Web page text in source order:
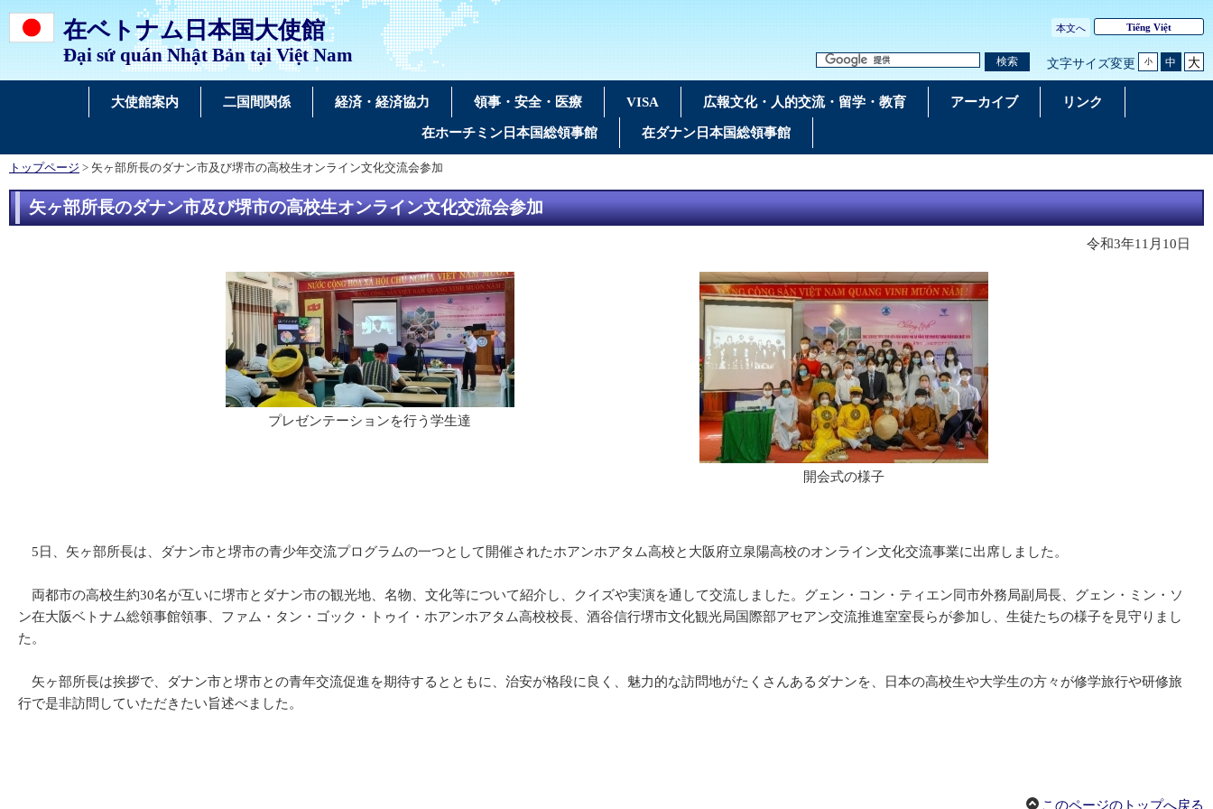
在ベトナム日本国大使館
Đại sứ quán Nhật Bản tại Việt Nam
本文へ Tiếng Việt
検索 文字サイズ変更 小 中 大
大使館案内 二国間関係 経済・経済協力 領事・安全・医療 VISA 広報文化・人的交流・留学・教育 アーカイブ リンク
在ホーチミン日本国総領事館 在ダナン日本国総領事館
トップページ > 矢ヶ部所長のダナン市及び堺市の高校生オンライン文化交流会参加
矢ヶ部所長のダナン市及び堺市の高校生オンライン文化交流会参加
令和3年11月10日
プレゼンテーションを行う学生達
開会式の様子
5日、矢ヶ部所長は、ダナン市と堺市の青少年交流プログラムの一つとして開催されたホアンホアタム高校と大阪府立泉陽高校のオンライン文化交流事業に出席しました。
両都市の高校生約30名が互いに堺市とダナン市の観光地、名物、文化等について紹介し、クイズや実演を通して交流しました。グェン・コン・ティエン同市外務局副局長、グェン・ミン・ソ
ン在大阪ベトナム総領事館領事、ファム・タン・ゴック・トゥイ・ホアンホアタム高校校長、酒谷信行堺市文化観光局国際部アセアン交流推進室室長らが参加し、生徒たちの様子を見守りまし
た。
矢ヶ部所長は挨拶で、ダナン市と堺市との青年交流促進を期待するとともに、治安が格段に良く、魅力的な訪問地がたくさんあるダナンを、日本の高校生や大学生の方々が修学旅行や研修旅
行で是非訪問していただきたい旨述べました。
このページのトップへ戻る